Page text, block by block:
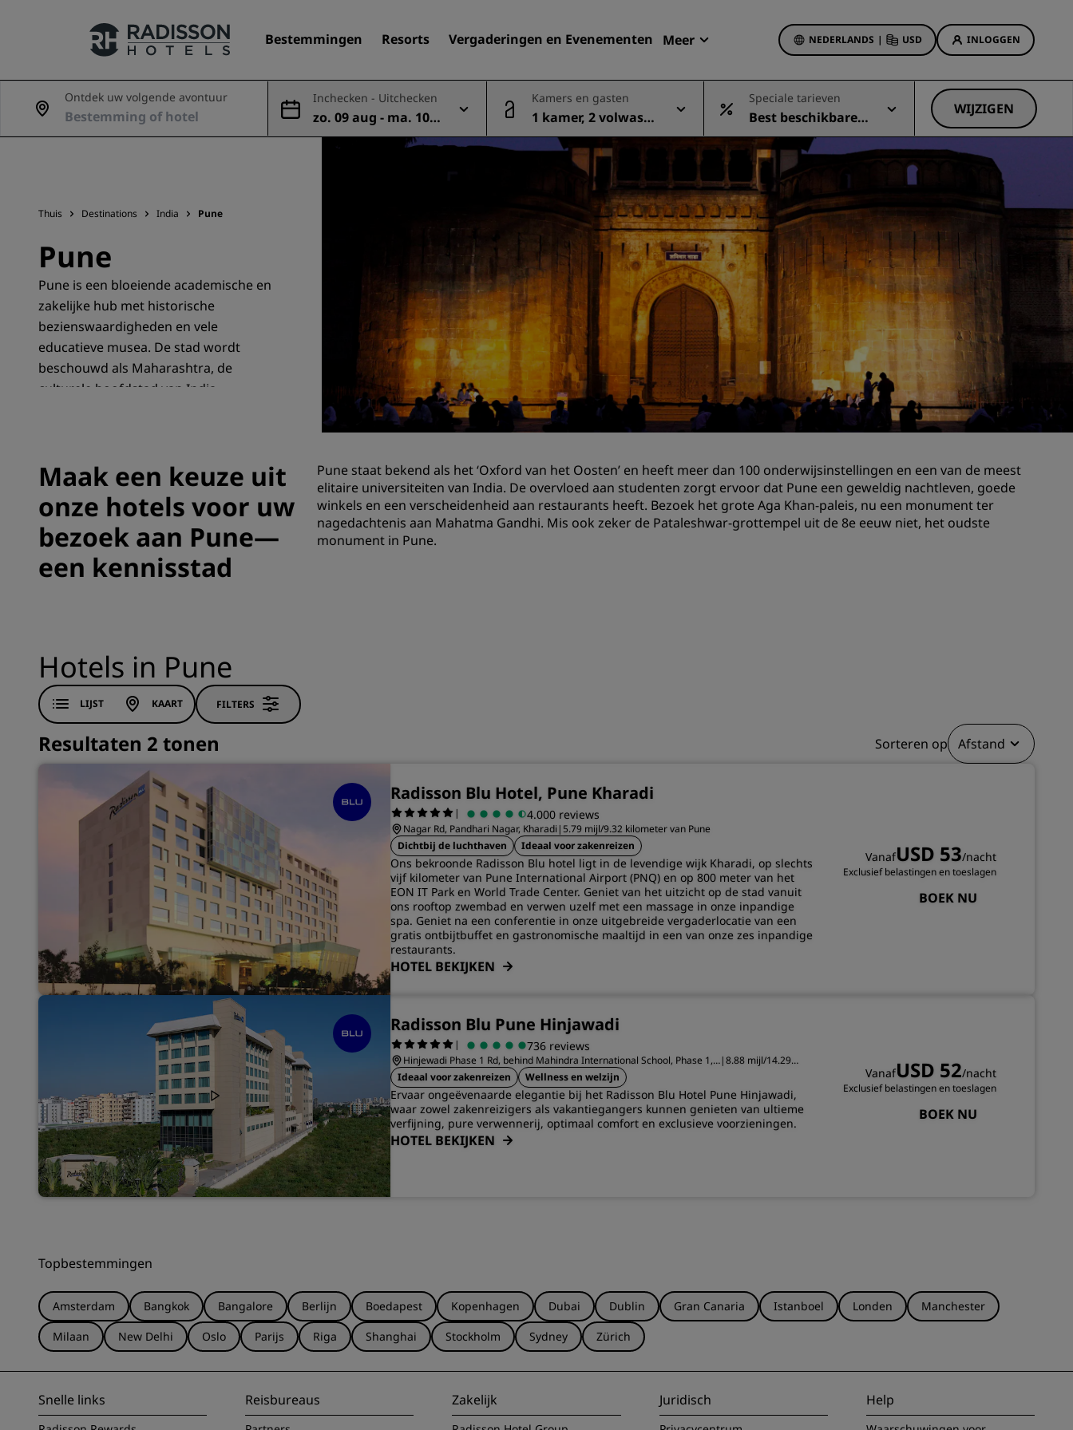
Bestemmingen Resorts Vergaderingen en Evenementen Meer
Aanbiedingen
Radisson Rewards
Mijn boekingen
NEDERLANDS | USD INLOGGEN
Onze merken
Uw hortel zoeken
Bestemmingen
Resorts
Serviceappartementen
Luchthavenhotels
Nieuwe toekomstige hotels
Vergaderingen en
evenementen
Ontdek Radisson Meetings
Boek een vergaderruimte
Een offerte aanvragen
Evenementbestemmingen
Vluchten zoeken
Vluchten zoeken
Hotelaanbiedingen
Ontdek onze deals
Het is direct raak
Deals of the Day
Vooruitboeken
Bekijk onze arrangementen
Reisideeën
Gezinsvriendelijke hotels
Rad Pets
Bruiloftslocaties
Duurzame verblijven
Sportteams verblijven
Hotels in het stadscentrum
Bezoek onze blog
Ontdek uw volgende avontuur Inchecken - Uitchecken
zo. 09 aug - ma. 10 a
ug
Kamers en gasten
1 kamer, 2 volwasse
nen
Speciale tarieven
Best beschikbare t
arief
WIJZIGEN
Thuis Destinations India Pune
Pune
Pune is een bloeiende academische en
zakelijke hub met historische
bezienswaardigheden en vele
educatieve musea. De stad wordt
beschouwd als Maharashtra, de
culturele hoofdstad van India.
Maak een keuze uit
onze hotels voor uw
bezoek aan Pune—
een kennisstad
Pune staat bekend als het ‘Oxford van het Oosten’ en heeft meer dan 100 onderwijsinstellingen en een van de meest
elitaire universiteiten van India. De overvloed aan studenten zorgt ervoor dat Pune een geweldig nachtleven, goede
winkels en een verscheidenheid aan restaurants heeft. Bezoek het grote Aga Khan-paleis, nu een monument ter
nagedachtenis aan Mahatma Gandhi. Mis ook zeker de Pataleshwar-grottempel uit de 8e eeuw niet, het oudste
monument in Pune.
Hotels in Pune
LIJST KAART FILTERS
Resultaten 2 tonen Sorteren op Afstand
Radisson Blu Hotel, Pune Kharadi
| 4.000 reviews
Nagar Rd, Pandhari Nagar, Kharadi |5.79 mijl/9.32 kilometer van Pune
Dichtbij de luchthaven
Ideaal voor zakenreizen
Ons bekroonde Radisson Blu hotel ligt in de levendige wijk Kharadi, op slechts
vijf kilometer van Pune International Airport (PNQ) en op 800 meter van het
EON IT Park en World Trade Center. Geniet van het uitzicht op de stad vanuit
ons rooftop zwembad en verwen uzelf met een massage in onze inpandige
spa. Geniet na een conferentie in onze uitgebreide vergaderlocatie van een
gratis ontbijtbuffet en gastronomische maaltijd in een van onze zes inpandige
restaurants.
HOTEL BEKIJKEN
VanafUSD 53/nacht
Exclusief belastingen en toeslagen
BOEK NU
Radisson Blu Pune Hinjawadi
| 736 reviews
Hinjewadi Phase 1 Rd, behind Mahindra International School, Phase 1,
Hinjawadi Rajiv Gandhi Infotech Park, Hinjawadi
|8.88 mijl/14.29
Ideaal voor zakenreizen Wellness en welzijn
Ervaar ongeëvenaarde elegantie bij het Radisson Blu Hotel Pune Hinjawadi,
waar zowel zakenreizigers als vakantiegangers kunnen genieten van ultieme
verfijning, pure verwennerij, optimaal comfort en exclusieve voorzieningen.
HOTEL BEKIJKEN
VanafUSD 52/nacht
Exclusief belastingen en toeslagen
BOEK NU
Topbestemmingen
Amsterdam Bangkok Bangalore Berlijn Boedapest Kopenhagen Dubai Dublin Gran Canaria Istanboel Londen
Manchester
Milaan
New Delhi Oslo Parijs Riga Shanghai Stockholm Sydney Zürich
Snelle links Reisbureaus Zakelijk Juridisch Help